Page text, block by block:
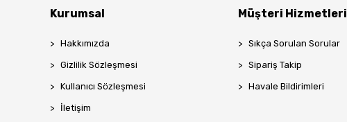
Kurumsal
Hakkımızda
Gizlilik Sözleşmesi
Kullanıcı Sözleşmesi
İletişim
Müşteri Hizmetleri
Sıkça Sorulan Sorular
Sipariş Takip
Havale Bildirimleri